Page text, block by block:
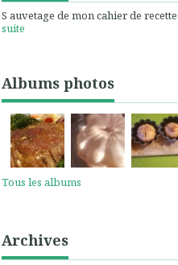
S auvetage de mon cahier de
suite
Albums photos
Tous les albums
Archives